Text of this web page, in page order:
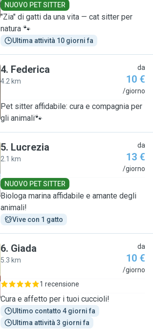
NUOVO PET SITTER
"Zia" di gatti da una vita — cat sitter per
natura 🐾
Ultima attività 10 giorni fa
4. Federica
4.2 km
da
10 €
/giorno
Pet sitter affidabile: cura e compagnia per
gli animali🐾
5. Lucrezia
2.1 km
da
13 €
/giorno
NUOVO PET SITTER
Biologa marina affidabile e amante degli
animali!
Vive con 1 gatto
6. Giada
5.3 km
da
10 €
/giorno
1 recensione
Cura e affetto per i tuoi cuccioli!
Ultimo contatto 4 giorni fa
Ultima attività 3 giorni fa